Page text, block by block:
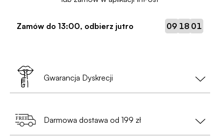
Zamów do 13:00, odbierz jutro 09 18 01
Gwarancja Dyskrecji
•
Darmowa dostawa od 199 zł